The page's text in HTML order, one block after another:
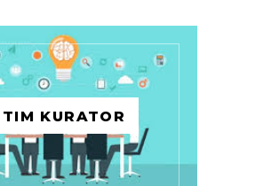
TIM KURATOR